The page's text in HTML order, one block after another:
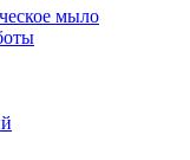
мыло